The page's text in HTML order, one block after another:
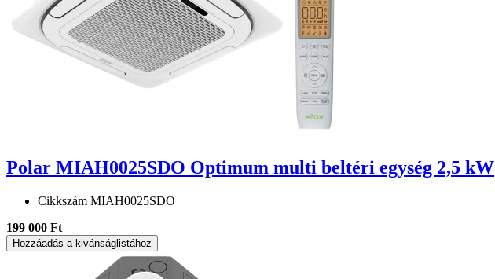
Polar MIAH0025SDO Optimum multi beltéri egység 2,5 kW
Cikkszám MIAH0025SDO
199 000 Ft
Hozzáadás a kivánságlistához